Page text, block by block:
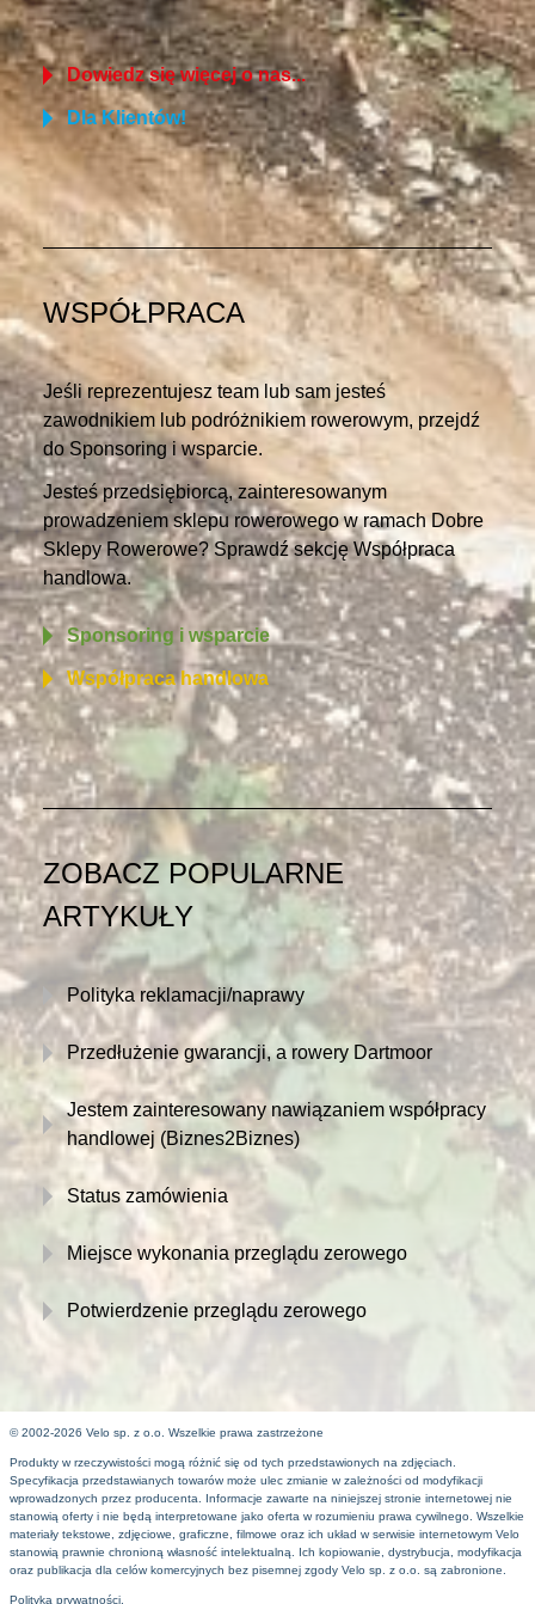
Dowiedz się więcej o nas...
Dla Klientów!
WSPÓŁPRACA
Jeśli reprezentujesz team lub sam jesteś
zawodnikiem lub podróżnikiem rowerowym, przejdź
do Sponsoring i wsparcie.
Jesteś przedsiębiorcą, zainteresowanym
prowadzeniem sklepu rowerowego w ramach Dobre
Sklepy Rowerowe? Sprawdź sekcję Współpraca
handlowa.
Sponsoring i wsparcie
Współpraca handlowa
ZOBACZ POPULARNE
ARTYKUŁY
Polityka reklamacji/naprawy
Przedłużenie gwarancji, a rowery Dartmoor
Jestem zainteresowany nawiązaniem współpracy
handlowej (Biznes2Biznes)
Status zamówienia
Miejsce wykonania przeglądu zerowego
Potwierdzenie przeglądu zerowego
© 2002-2026 Velo sp. z o.o. Wszelkie prawa zastrzeżone
Produkty w rzeczywistości mogą różnić się od tych przedstawionych na zdjęciach.
Specyfikacja przedstawianych towarów może ulec zmianie w zależności od modyfikacji
wprowadzonych przez producenta. Informacje zawarte na niniejszej stronie internetowej nie
stanowią oferty i nie będą interpretowane jako oferta w rozumieniu prawa cywilnego. Wszelkie
materiały tekstowe, zdjęciowe, graficzne, filmowe oraz ich układ w serwisie internetowym Velo
stanowią prawnie chronioną własność intelektualną. Ich kopiowanie, dystrybucja, modyfikacja
oraz publikacja dla celów komercyjnych bez pisemnej zgody Velo sp. z o.o. są zabronione.
Polityka prywatności.